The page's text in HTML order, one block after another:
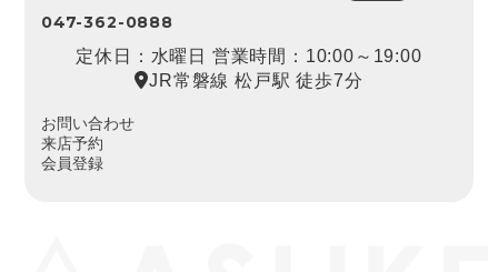
047-362-0888
定休日：水曜日 営業時間：10:00～19:00
JR常磐線 松戸駅 徒歩7分
お問い合わせ
来店予約
会員登録